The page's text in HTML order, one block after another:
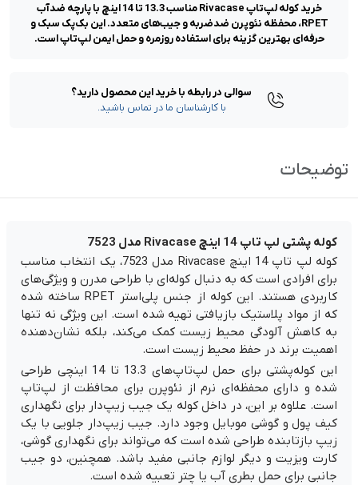
خرید کوله لپ‌تاپ Rivacase مناسب 13.3 تا 14 اینچ با پارچه ضدآب
RPET، محفظه نئوپرن ضدضربه و جیب‌های متعدد. این بک‌پک سبک و
حرفه‌ای بهترین گزینه برای استفاده روزمره و حمل ایمن لپ‌تاپ است.
سوالی در رابطه با خرید این محصول دارید؟
با کارشناسان ما در تماس باشید.
توضیحات
کوله پشتی لپ تاپ 14 اینچ Rivacase مدل 7523
کوله لپ تاپ 14 اینچ Rivacase مدل 7523، یک انتخاب مناسب
برای افرادی است که به دنبال کوله‌ای با طراحی مدرن و ویژگی‌های
کاربردی هستند. این کوله از جنس پلی‌استر RPET ساخته شده
که از مواد پلاستیک بازیافتی تهیه شده است. این ویژگی نه تنها
به کاهش آلودگی محیط زیست کمک می‌کند، بلکه نشان‌دهنده
اهمیت برند در حفظ محیط زیست است.
این کوله‌پشتی برای حمل لپ‌تاپ‌های 13.3 تا 14 اینچی طراحی
شده و دارای محفظه‌ای نرم از نئوپرن برای محافظت از لپ‌تاپ
است. علاوه بر این، در داخل کوله یک جیب زیپ‌دار برای نگهداری
کیف پول و گوشی موبایل وجود دارد. جیب زیپ‌دار جلویی با یک
زیپ بازتابنده طراحی شده است که می‌تواند برای نگهداری گوشی،
کارت ویزیت و دیگر لوازم جانبی مفید باشد. همچنین، دو جیب
جانبی برای حمل بطری آب یا چتر تعبیه شده است.